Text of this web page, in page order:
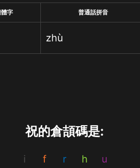
字 普通話拼音
zhù
祝的倉頡碼是:
i f r h u